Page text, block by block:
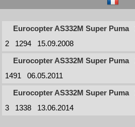
Eurocopter AS332M Super Puma
2
1294
15.09.2008
Eurocopter AS332M Super Puma
1491
06.05.2011
Eurocopter AS332M Super Puma
3
1338 13.06.2014